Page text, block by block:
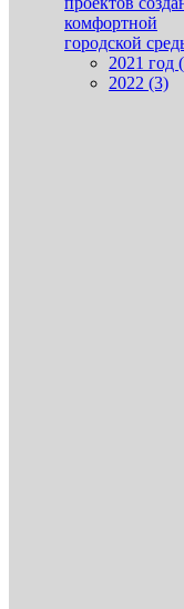
комфортной
городской
2021 год
2022 (3)